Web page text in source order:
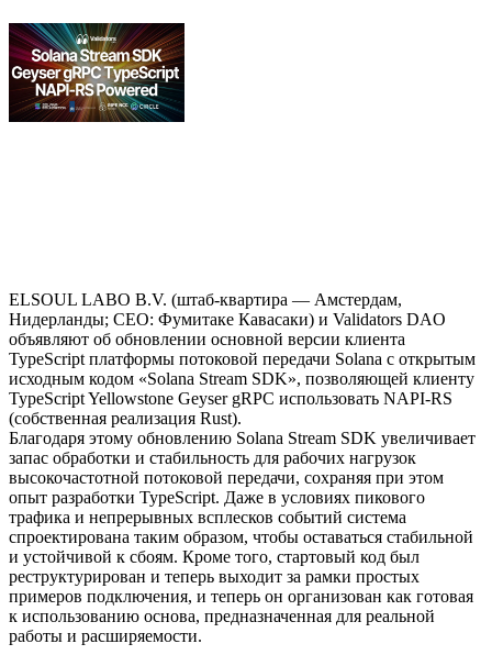
ELSOUL LABO B.V. (штаб-квартира — Амстердам,
Нидерланды; CEO: Фумитаке Кавасаки) и Validators DAO
объявляют об обновлении основной версии клиента
TypeScript платформы потоковой передачи Solana с открытым
исходным кодом «Solana Stream SDK», позволяющей клиенту
TypeScript Yellowstone Geyser gRPC использовать NAPI-RS
(собственная реализация Rust).
Благодаря этому обновлению Solana Stream SDK увеличивает
запас обработки и стабильность для рабочих нагрузок
высокочастотной потоковой передачи, сохраняя при этом
опыт разработки TypeScript. Даже в условиях пикового
трафика и непрерывных всплесков событий система
спроектирована таким образом, чтобы оставаться стабильной
и устойчивой к сбоям. Кроме того, стартовый код был
реструктурирован и теперь выходит за рамки простых
примеров подключения, и теперь он организован как готовая
к использованию основа, предназначенная для реальной
работы и расширяемости.